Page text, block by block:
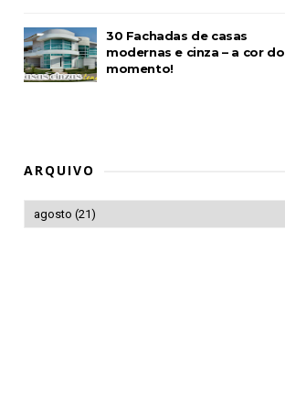
30 Fachadas de casas
modernas e cinza – a cor do
momento!
ARQUIVO